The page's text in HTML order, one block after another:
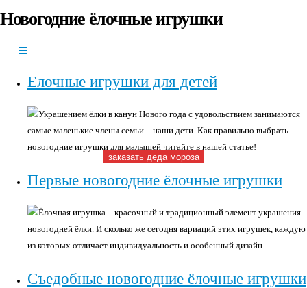
заказать деда мороза
Новогодние ёлочные игрушки
Елочные игрушки для детей
Украшением ёлки в канун Нового года с удовольствием занимаются
самые маленькие члены семьи – наши дети. Как правильно выбрать
новогодние игрушки для малышей читайте в нашей статье!
Первые новогодние ёлочные игрушки
Ёлочная игрушка – красочный и традиционный элемент украшения
новогодней ёлки. И сколько же сегодня вариаций этих игрушек, каждую
из которых отличает индивидуальность и особенный дизайн…
Съедобные новогодние ёлочные игрушки